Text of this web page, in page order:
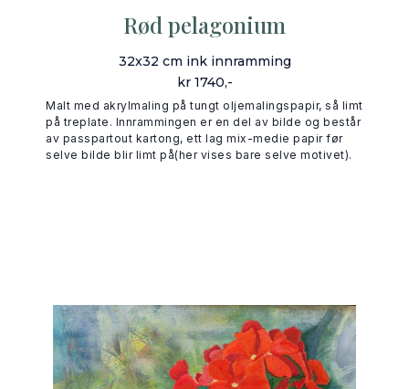
Rød pelagonium
32x32 cm ink innramming
kr 1740,-
Malt med akrylmaling på tungt oljemalingspapir, så limt
på treplate. Innrammingen er en del av bilde og består
av passpartout kartong, ett lag mix-medie papir før
selve bilde blir limt på(her vises bare selve motivet).